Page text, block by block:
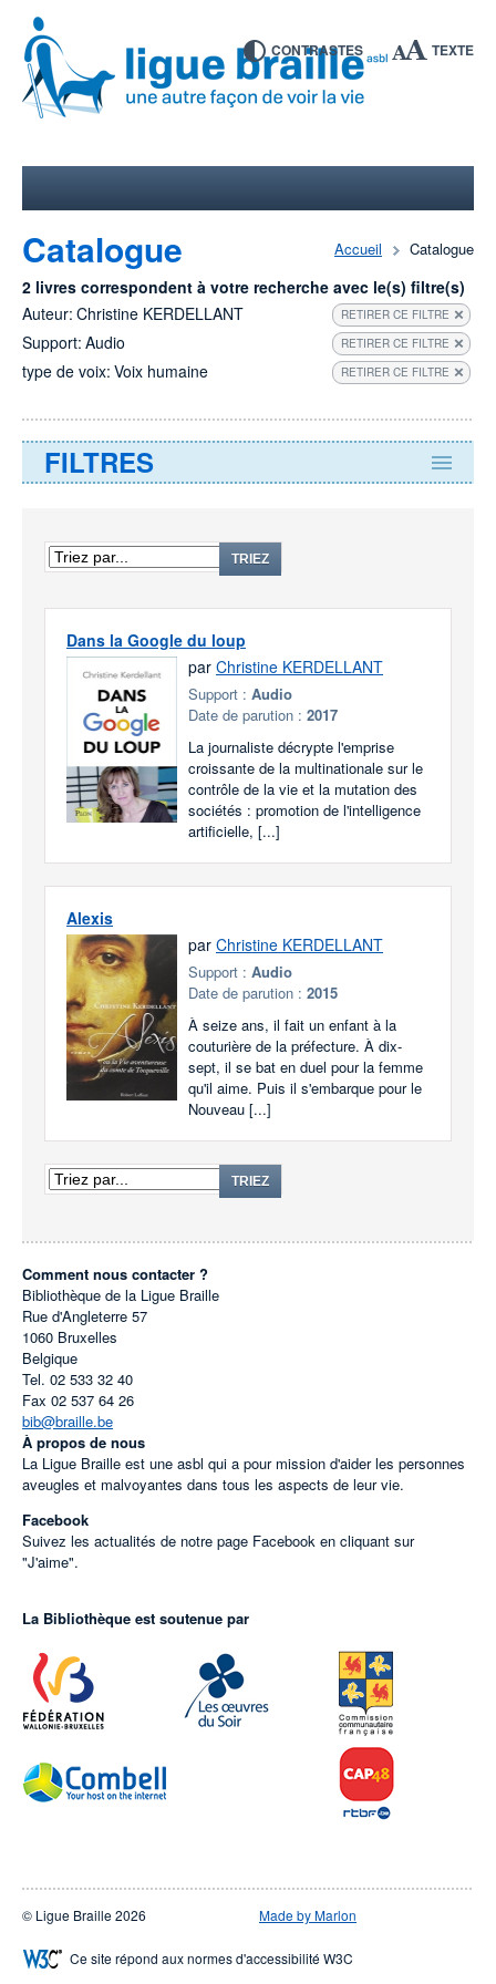
CONTRASTES TEXTE
Accueil Catalogue
Catalogue
2 livres correspondent à votre recherche avec le(s) filtre(s)
Auteur: Christine KERDELLANT RETIRER CE FILTRE
Support: Audio RETIRER CE FILTRE
type de voix: Voix humaine RETIRER CE FILTRE
FILTRES
TRIEZ
Dans la Google du loup
par Christine KERDELLANT
Support : Audio
Date de parution : 2017
La journaliste décrypte l'emprise
croissante de la multinationale sur le
contrôle de la vie et la mutation des
sociétés : promotion de l'intelligence
artificielle, [...]
Alexis
par Christine KERDELLANT
Support : Audio
Date de parution : 2015
À seize ans, il fait un enfant à la
couturière de la préfecture. À dix-
sept, il se bat en duel pour la femme
qu'il aime. Puis il s'embarque pour le
Nouveau [...]
TRIEZ
Comment nous contacter ?
Bibliothèque de la Ligue Braille
Rue d'Angleterre 57
1060 Bruxelles
Belgique
Tel. 02 533 32 40
Fax 02 537 64 26
bib@braille.be
À propos de nous
La Ligue Braille est une asbl qui a pour mission d'aider les personnes
aveugles et malvoyantes dans tous les aspects de leur vie.
Facebook
Suivez les actualités de notre page Facebook en cliquant sur
"J'aime".
La Bibliothèque est soutenue par
© Ligue Braille 2026 Made by Marlon
Ce site répond aux normes d'accessibilité W3C